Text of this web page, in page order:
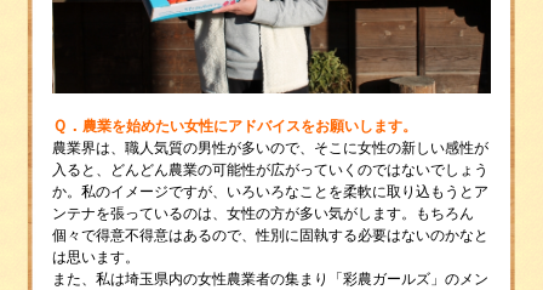
Ｑ． 農業を始めたい女性にアドバイスをお願いします。
農業界は、職人気質の男性が多いので、そこに女性の新しい感性が
入ると、どんどん農業の可能性が広がっていくのではないでしょう
か。私のイメージですが、いろいろなことを柔軟に取り込もうとア
ンテナを張っているのは、女性の方が多い気がします。もちろん
個々で得意不得意はあるので、性別に固執する必要はないのかなと
は思います。
また、私は埼玉県内の女性農業者の集まり「彩農ガールズ」のメン